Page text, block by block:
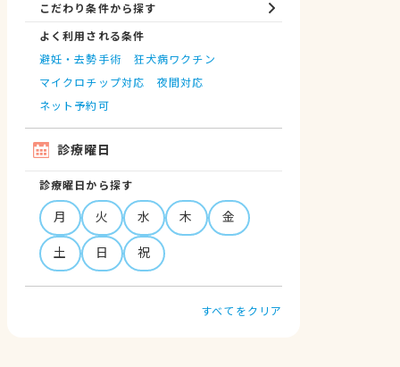
こだわり条件から探す
よく利用される条件
避妊・去勢手術
狂犬病ワクチン
マイクロチップ対応
夜間対応
ネット予約可
診療曜日
診療曜日から探す
月 火 水 木
金
土
日 祝
すべてをクリア